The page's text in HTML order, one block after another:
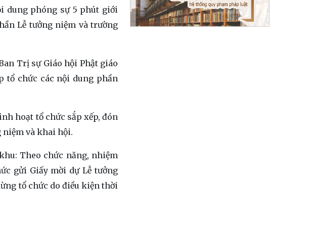
dung phóng sự 5 phút giới
Lễ tưởng niệm và trường
Trị sự Giáo hội Phật giáo
tổ chức các nội dung phần
hoạt tổ chức sắp xếp, đón
niệm và khai hội.
Theo chức năng, nhiệm
gửi Giấy mời dự Lễ tưởng
tổ chức do điều kiện thời